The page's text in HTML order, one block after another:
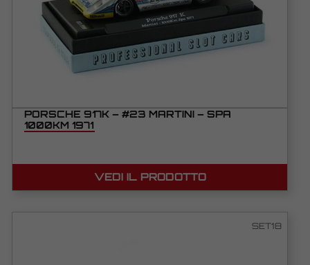
PORSCHE 917K – #23 MARTINI – SPA
1000KM 1971
VEDI IL PRODOTTO
SET18